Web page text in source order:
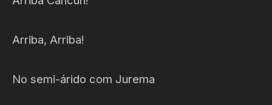
Arriba, Arriba!
No semi-árido com Jurema